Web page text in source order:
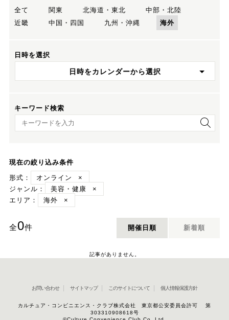
全て
関東 北海道・東北
中部・北陸
近畿
中国・四国 九州・沖縄 海外
日時を選択
日時をカレンダーから選択
キーワード検索
キーワード検索
現在の絞り込み条件
形式：
オンライン
×
ジャンル：
美容・健康
×
エリア：
海外 ×
全0件 開催日順 新着順
記事がありません。
お問い合わせ サイトマップ このサイトについて 個人情報保護方針
カルチュア・コンビニエンス・クラブ株式会社 東京都公安委員会許可 第
303310908618号